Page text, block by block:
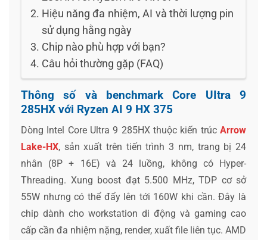
Hiệu năng đa nhiệm, AI và thời lượng pin
sử dụng hằng ngày
Chip nào phù hợp với bạn?
Câu hỏi thường gặp (FAQ)
Thông số và benchmark Core UItra 9
285HX với Ryzen AI 9 HX 375
Dòng Intel Core Ultra 9 285HX thuộc kiến trúc Arrow
Lake-HX, sản xuất trên tiến trình 3 nm, trang bị 24
nhân (8P + 16E) và 24 luồng, không có Hyper-
Threading. Xung boost đạt 5.500 MHz, TDP cơ sở
55W nhưng có thể đẩy lên tới 160W khi cần. Đây là
chip dành cho workstation di động và gaming cao
cấp cần đa nhiệm nặng, render, xuất file liên tục. AMD